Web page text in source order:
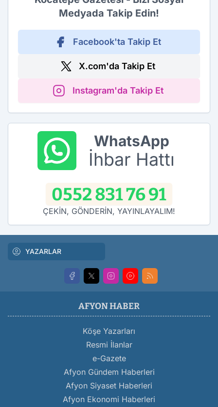
Medyada Takip Edin!
Facebook'ta Takip Et
X.com'da Takip Et
Instagram'da Takip Et
WhatsApp
İhbar Hattı
0552 831 76 91
ÇEKİN, GÖNDERİN, YAYINLAYALIM!
YAZARLAR
AFYON HABER
Köşe Yazarları
Resmi İlanlar
e-Gazete
Afyon Gündem Haberleri
Afyon Siyaset Haberleri
Afyon Ekonomi Haberleri